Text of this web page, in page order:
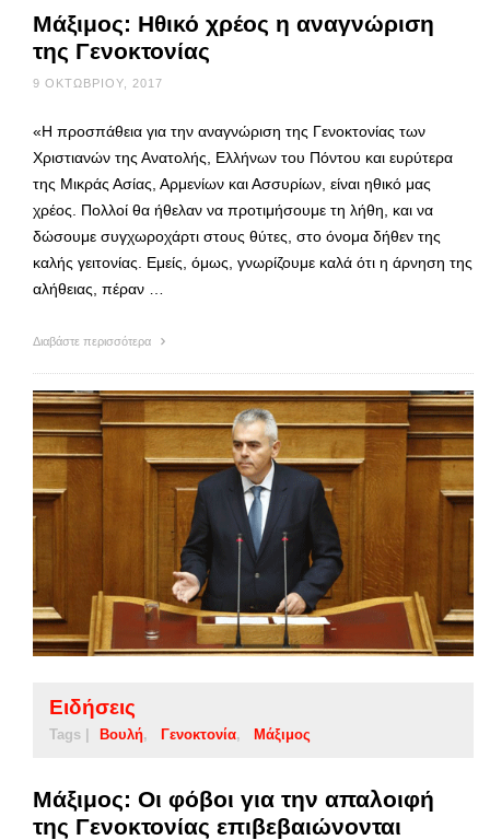
Μάξιμος: Ηθικό χρέος η αναγνώριση
της Γενοκτονίας
9 ΟΚΤΩΒΡΊΟΥ, 2017
«Η προσπάθεια για την αναγνώριση της Γενοκτονίας των
Χριστιανών της Ανατολής, Ελλήνων του Πόντου και ευρύτερα
της Μικράς Ασίας, Αρμενίων και Ασσυρίων, είναι ηθικό μας
χρέος. Πολλοί θα ήθελαν να προτιμήσουμε τη λήθη, και να
δώσουμε συγχωροχάρτι στους θύτες, στο όνομα δήθεν της
καλής γειτονίας. Εμείς, όμως, γνωρίζουμε καλά ότι η άρνηση της
αλήθειας, πέραν …
Διαβάστε περισσότερα
Ειδήσεις
Tags | Βουλή Γενοκτονία Μάξιμος
Μάξιμος: Οι φόβοι για την απαλοιφή
της Γενοκτονίας επιβεβαιώνονται